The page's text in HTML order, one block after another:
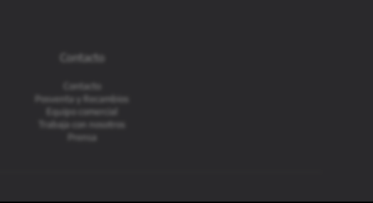
Contacto
Contacto
Posventa y Recambios
Equipo comercial
Trabaja con nosotros
Prensa